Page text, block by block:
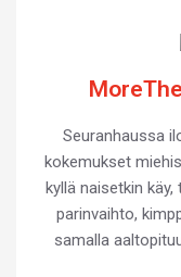
Seuranhaussa
kokemukset
kyllä naisetkin
parinvaihto,
samalla